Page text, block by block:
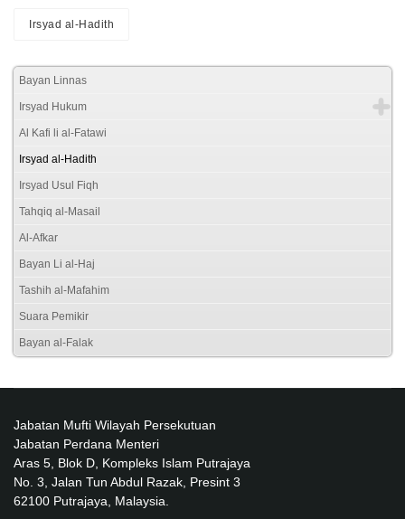
Irsyad al-Hadith
Bayan Linnas
Irsyad Hukum
Al Kafi li al-Fatawi
Irsyad al-Hadith
Irsyad Usul Fiqh
Tahqiq al-Masail
Al-Afkar
Bayan Li al-Haj
Tashih al-Mafahim
Suara Pemikir
Bayan al-Falak
Jabatan Mufti Wilayah Persekutuan
Jabatan Perdana Menteri
Aras 5, Blok D, Kompleks Islam Putrajaya
No. 3, Jalan Tun Abdul Razak, Presint 3
62100 Putrajaya, Malaysia.